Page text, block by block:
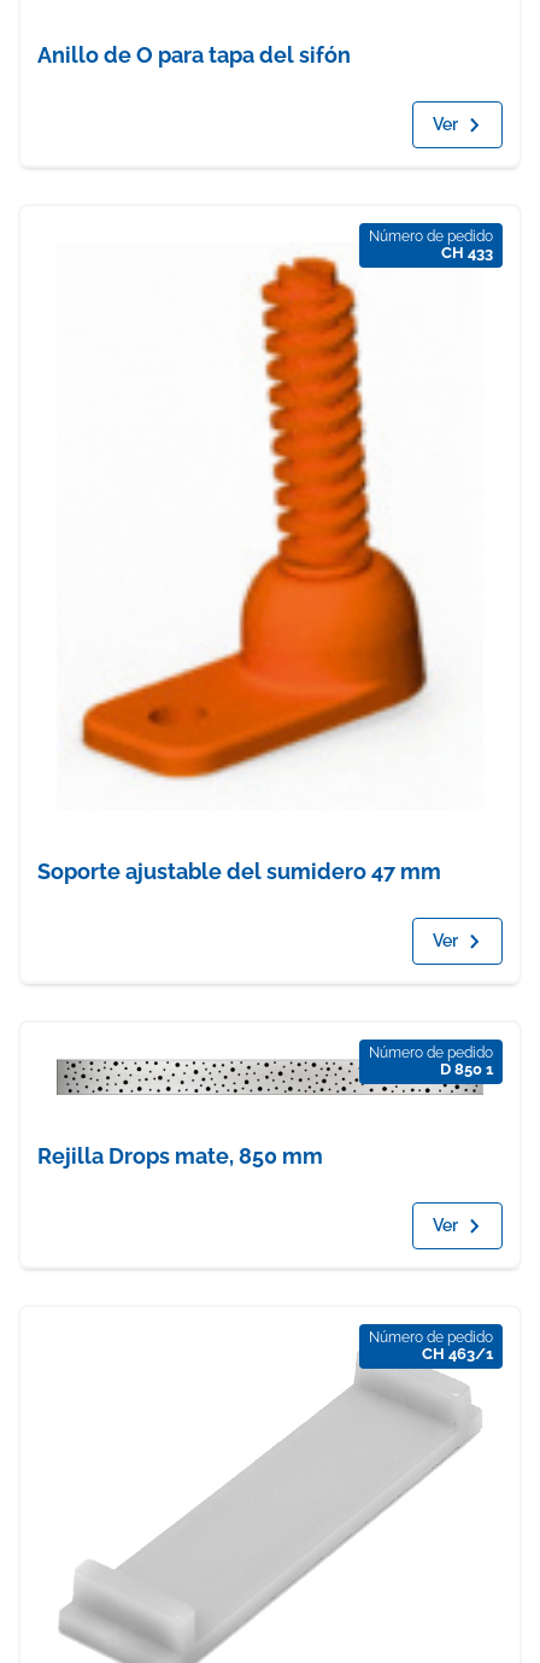
Anillo de O para tapa del sifón
Ver
Número de pedido
CH 433
Soporte ajustable del sumidero 47 mm
Ver
Número de pedido
D 850 1
Rejilla Drops mate, 850 mm
Ver
Número de pedido
CH 463/1